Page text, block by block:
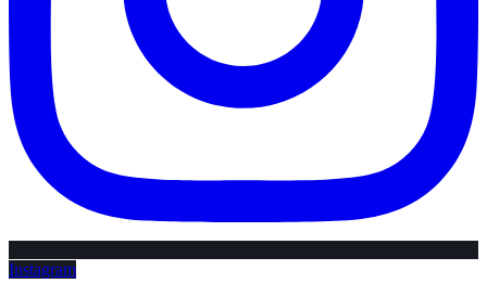
Instagram